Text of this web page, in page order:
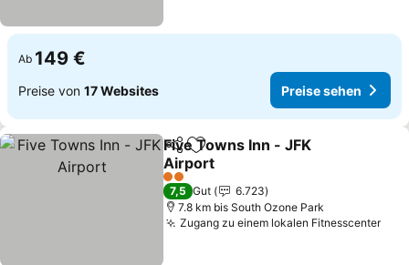
Ab 149 €
Preise von 17 Websites Preise sehen
TeilenZu Favoriten hinzufügen
Five Towns Inn - JFK
Airport
Preise sehen
2 Sterne
7,5 Gut
6.723
7.8 km bis South Ozone Park
Zugang zu einem lokalen Fitnesscenter